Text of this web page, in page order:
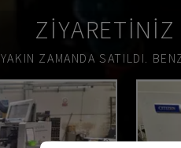
ZIYARETINIZ
ZAMANDA SATILDI.